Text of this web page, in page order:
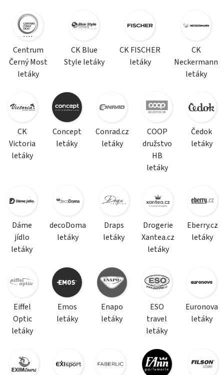
Centrum
Černý Most
letáky
CK Blue
Style letáky
CK FISCHER
letáky
CK
Neckermann
letáky
CK
Victoria
letáky
Concept
letáky
Conrad.cz
letáky
COOP
družstvo
HB
letáky
Čedok
letáky
Dáme
jídlo
letáky
decoDoma
letáky
Draps
letáky
Drogerie
Xantea.cz
letáky
Eberry.cz
letáky
Eiffel
Optic
letáky
Emos
letáky
Enapo
letáky
ESO
travel
letáky
Euronova
letáky